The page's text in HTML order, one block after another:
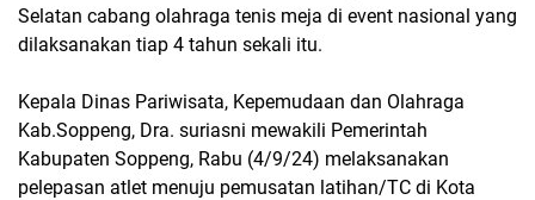
Selatan cabang olahraga tenis meja di event nasional yang
dilaksanakan tiap 4 tahun sekali itu.
Kepala Dinas Pariwisata, Kepemudaan dan Olahraga
Kab.Soppeng, Dra. suriasni mewakili Pemerintah
Kabupaten Soppeng, Rabu (4/9/24) melaksanakan
pelepasan atlet menuju pemusatan latihan/TC di Kota